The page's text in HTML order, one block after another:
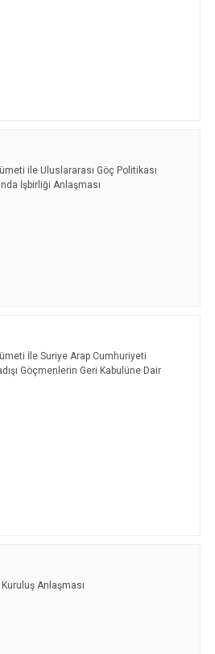
ile Uluslararası Göç Politikası
İşbirliği Anlaşması
İle Suriye Arap Cumhuriyeti
Göçmenlerin Geri Kabulüne Dair
Anlaşması